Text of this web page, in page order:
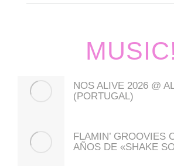
MUSIC!
NOS ALIVE 2026 @
(PORTUGAL)
FLAMIN’ GROOVIES
AÑOS DE «SHAKE